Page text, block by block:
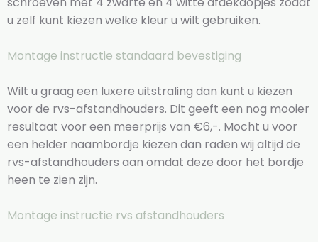
u zelf kunt kiezen welke kleur u wilt gebruiken.
Montage instructie standaard bevestiging
Wilt u graag een luxere uitstraling dan kunt u kiezen
voor de rvs-afstandhouders. Dit geeft een nog mooier
resultaat voor een meerprijs van €6,-. Mocht u voor
een helder naambordje kiezen dan raden wij altijd de
rvs-afstandhouders aan omdat deze door het bordje
heen te zien zijn.
Montage instructie rvs afstandhouders